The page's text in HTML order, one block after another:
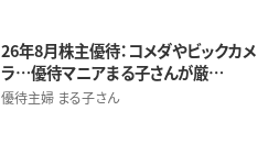
26年8月株主優待：コメダやビックカメ
ラ…優待マニアまる子さんが厳…
優待主婦 まる子さん